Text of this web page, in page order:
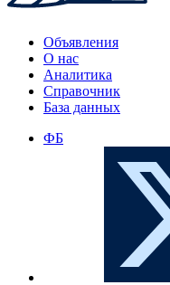
Объявления
О нас
Аналитика
Справочник
База данных
ФБ